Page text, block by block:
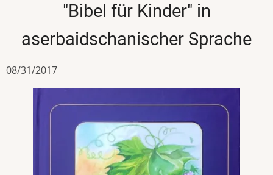
"Bibel für Kinder" in
aserbaidschanischer Sprache
08/31/2017